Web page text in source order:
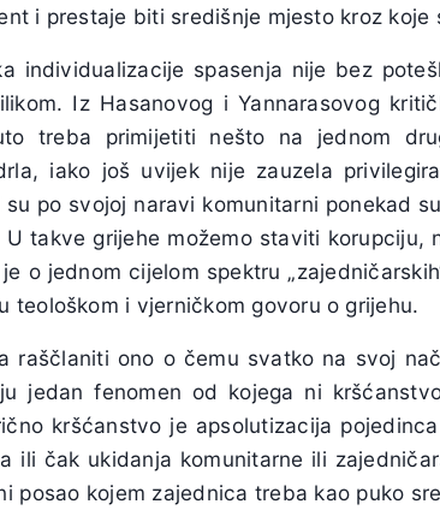
i prestaje biti središnje mjesto kroz koje
individualizacije spasenja nije bez
Iz Hasanovog i Yannarasovog
treba primijetiti nešto na jednom
iako još uvijek nije zauzela
su po svojoj naravi komunitarni ponekad
takve grijehe možemo staviti korupciju,
o jednom cijelom spektru
teološkom i vjerničkom govoru o grijehu.
raščlaniti ono o čemu svatko na svoj
jedan fenomen od kojega ni
kršćanstvo je apsolutizacija
ili čak ukidanja komunitarne ili
posao kojem zajednica treba kao puko